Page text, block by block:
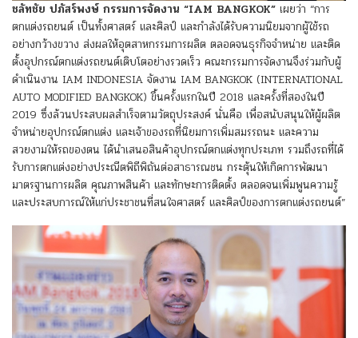
ชลัทชัย ปภัสร์พงษ์ กรรมการจัดงาน “IAM BANGKOK” เผยว่า “การ
ตกแต่งรถยนต์ เป็นทั้งศาสตร์ และศิลป์ และกำลังได้รับความนิยมจากผู้ใช้รถ
อย่างกว้างขวาง ส่งผลให้อุตสาหกรรมการผลิต ตลอดจนธุรกิจจำหน่าย และติด
ตั้งอุปกรณ์ตกแต่งรถยนต์เติบโตอย่างรวดเร็ว คณะกรรมการจัดงานจึงร่วมกับผู้
ดำเนินงาน IAM INDONESIA จัดงาน IAM BANGKOK (INTERNATIONAL
AUTO MODIFIED BANGKOK) ขึ้นครั้งแรกในปี 2018 และครั้งที่สองในปี
2019 ซึ่งล้วนประสบผลสำเร็จตามวัตถุประสงค์ นั่นคือ เพื่อสนับสนุนให้ผู้ผลิต
จำหน่ายอุปกรณ์ตกแต่ง และเจ้าของรถที่นิยมการเพิ่มสมรรถนะ และความ
สวยงามให้รถของตน ได้นำเสนอสินค้าอุปกรณ์ตกแต่งทุกประเภท รวมถึงรถที่ได้
รับการตกแต่งอย่างประณีตพิถีพิถันต่อสาธารณชน กระตุ้นให้เกิดการพัฒนา
มาตรฐานการผลิต คุณภาพสินค้า และทักษะการติดตั้ง ตลอดจนเพิ่มพูนความรู้
และประสบการณ์ให้แก่ประชาชนที่สนใจศาสตร์ และศิลป์ของการตกแต่งรถยนต์”